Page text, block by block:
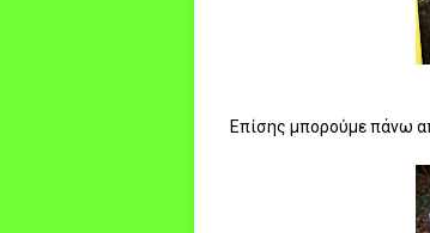
Επίσης μπορούμε πάνω